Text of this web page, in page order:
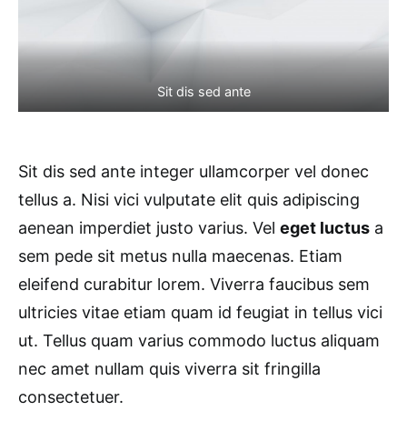
Sit dis sed ante
Sit dis sed ante integer ullamcorper vel donec
tellus a. Nisi vici vulputate elit quis adipiscing
aenean imperdiet justo varius. Vel eget luctus a
sem pede sit metus nulla maecenas. Etiam
eleifend curabitur lorem. Viverra faucibus sem
ultricies vitae etiam quam id feugiat in tellus vici
ut. Tellus quam varius commodo luctus aliquam
nec amet nullam quis viverra sit fringilla
consectetuer.